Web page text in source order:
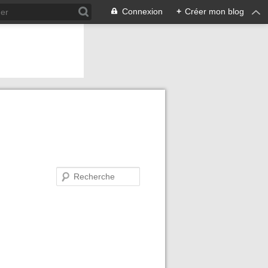
Connexion + Créer mon blog